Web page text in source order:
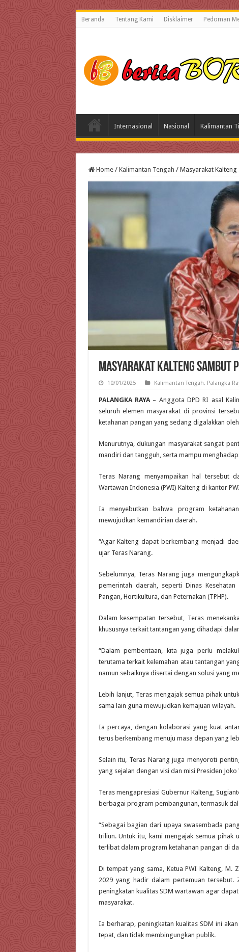
Beranda Tentang Kami Disklaimer Pedoman
Internasional Nasional Kalimantan
Home / Kalimantan Tengah / Masyarakat
Masyarakat Kalteng Sambut
10/01/2025 Kalimantan Tengah, Palangka
PALANGKA RAYA– Anggota DPD RI asal
seluruh elemen masyarakat di provinsi
ketahanan pangan yang sedang digalakkan
Menurutnya, dukungan masyarakat sangat
mandiri dan tangguh, serta mampu
Teras Narang menyampaikan hal tersebut
Wartawan Indonesia (PWI) Kalteng di kantor
Ia menyebutkan bahwa program
mewujudkan kemandirian daerah.
“Agar Kalteng dapat berkembang menjadi
ujar Teras Narang.
Sebelumnya, Teras Narang juga
pemerintah daerah, seperti Dinas
Pangan, Hortikultura, dan Peternakan (TPHP).
Dalam kesempatan tersebut, Teras
khususnya terkait tantangan yang dihadapi
“Dalam pemberitaan, kita juga perlu
terutama terkait kelemahan atau tantangan
namun sebaiknya disertai dengan solusi yang
Lebih lanjut, Teras mengajak semua pihak
sama lain guna mewujudkan kemajuan wilayah.
Ia percaya, dengan kolaborasi yang kuat
terus berkembang menuju masa depan yang
Selain itu, Teras Narang juga menyoroti
yang sejalan dengan visi dan misi Presiden
Teras mengapresiasi Gubernur Kalteng,
berbagai program pembangunan, termasuk
“Sebagai bagian dari upaya swasembada
triliun. Untuk itu, kami mengajak semua
terlibat dalam program ketahanan pangan di
Di tempat yang sama, Ketua PWI Kalteng, M.
2029 yang hadir dalam pertemuan tersebut.
peningkatan kualitas SDM wartawan agar
masyarakat.
Ia berharap, peningkatan kualitas SDM ini
tepat, dan tidak membingungkan publik.